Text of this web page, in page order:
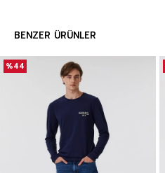
BENZER ÜRÜNLER
%44